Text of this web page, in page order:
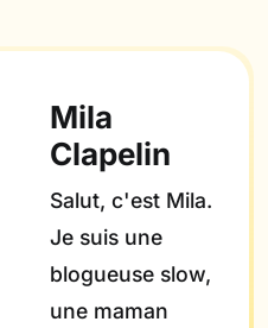
Mila
Clapelin
Salut, c'est Mila.
Je suis une
blogueuse slow,
une maman